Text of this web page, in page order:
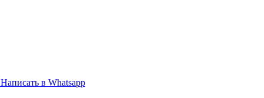
Написать в Whatsapp